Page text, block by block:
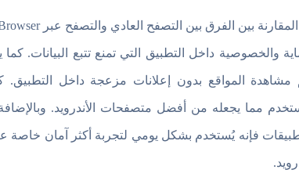
مشاهدة المواقع بدون إعلانات مزعجة داخل التطبيق.
مما يجعله من أفضل متصفحات الأندرويد.